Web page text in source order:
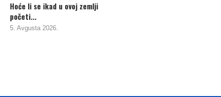
Hoće li se ikad u ovoj zemlji
početi...
5. Avgusta 2026.